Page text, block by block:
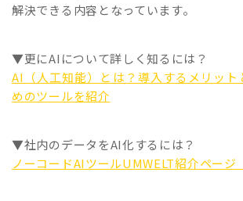
解決できる内容となっています。
▼更にAIについて詳しく知るには？
AI（人工知能）とは？導入するメリット
めのツールを紹介
▼社内のデータをAI化するには？
ノーコードAIツールUMWELT紹介ページ